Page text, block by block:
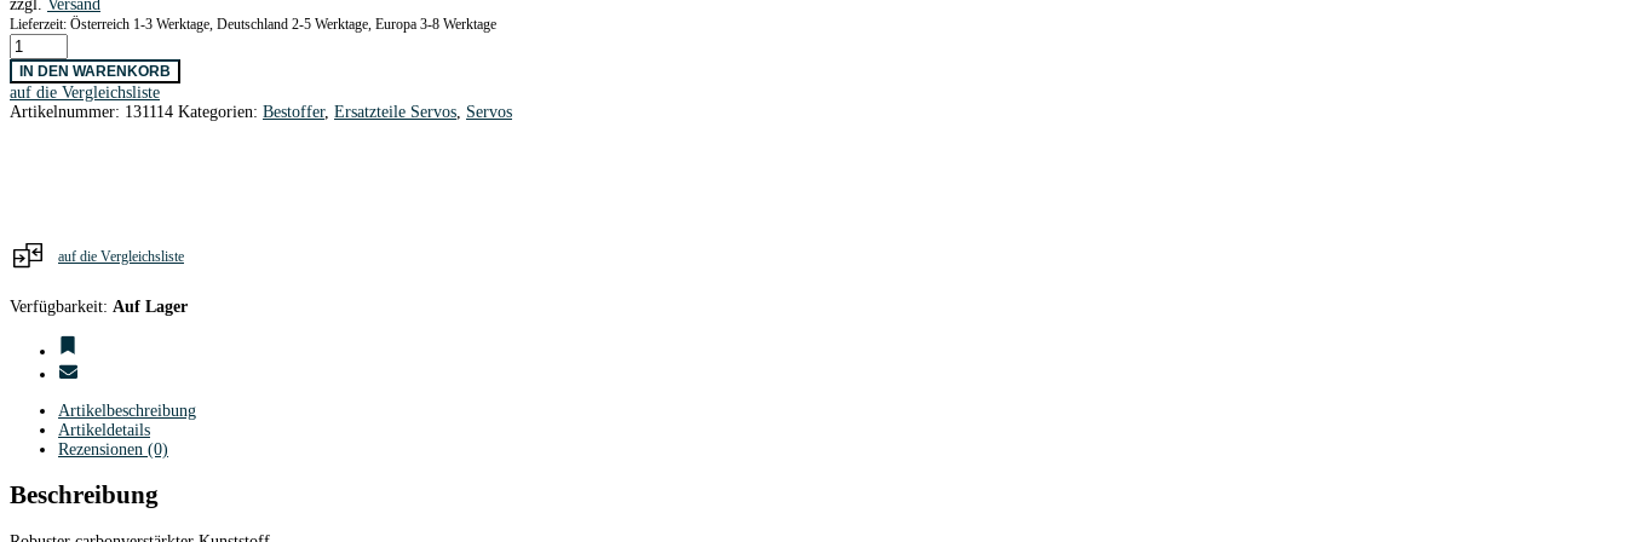
2,80 €
zzgl. Versand
Lieferzeit: Österreich 1-3 Werktage, Deutschland 2-5 Werktage, Europa 3-8 Werktage
Getriebe
SG92R
Micro
Servo
Tower
IN DEN WARENKORB
auf die Vergleichsliste
Artikelnummer: 131114 Kategorien: Bestoffer, Ersatzteile Servos Servos
auf die Vergleichsliste
Verfügbarkeit: Auf Lager
Artikelbeschreibung
Artikeldetails
Rezensionen (0)
Beschreibung